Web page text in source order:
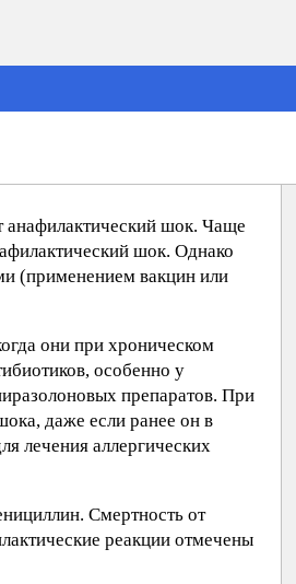
анафилактический шок. Чаще
шок. Однако
(применением вакцин или
они при хроническом
особенно у
препаратов. При
даже если ранее он в
лечения аллергических
Смертность от
реакции отмечены